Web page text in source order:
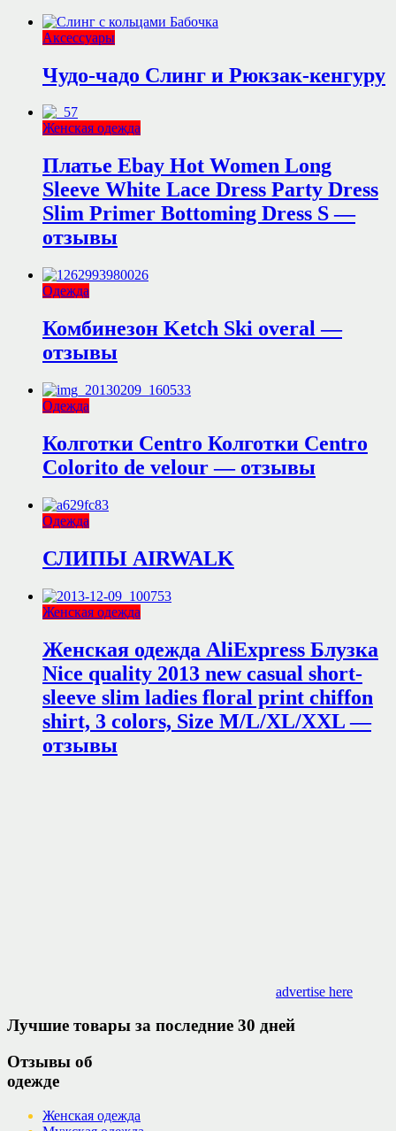
Аксессуары
Чудо-чадо Слинг и Рюкзак-кенгуру
Женская одежда
Платье Ebay Hot Women Long
Sleeve White Lace Dress Party Dress
Slim Primer Bottoming Dress S —
отзывы
Одежда
Комбинезон Ketch Ski overal —
отзывы
Одежда
Колготки Centro Колготки Centro
Colorito de velour — отзывы
Одежда
СЛИПЫ AIRWALK
Женская одежда
Женская одежда AliExpress Блузка
Nice quality 2013 new casual short-
sleeve slim ladies floral print chiffon
shirt, 3 colors, Size M/L/XL/XXL —
отзывы
advertise here
Лучшие товары за последние 30 дней
Отзывы об
одежде
Женская одежда